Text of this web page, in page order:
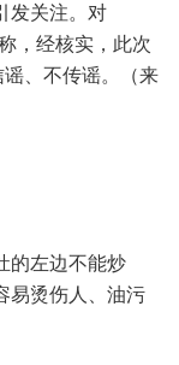
发关注。对
，经核实，此次
、不传谣。（来
的左边不能炒
易烫伤人、油污